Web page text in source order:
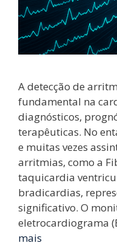
A detecção de
fundamental na
diagnósticos,
terapêuticas. No
e muitas vezes
arritmias, como a
taquicardia
bradicardias,
significativo. O
eletrocardiograma
mais